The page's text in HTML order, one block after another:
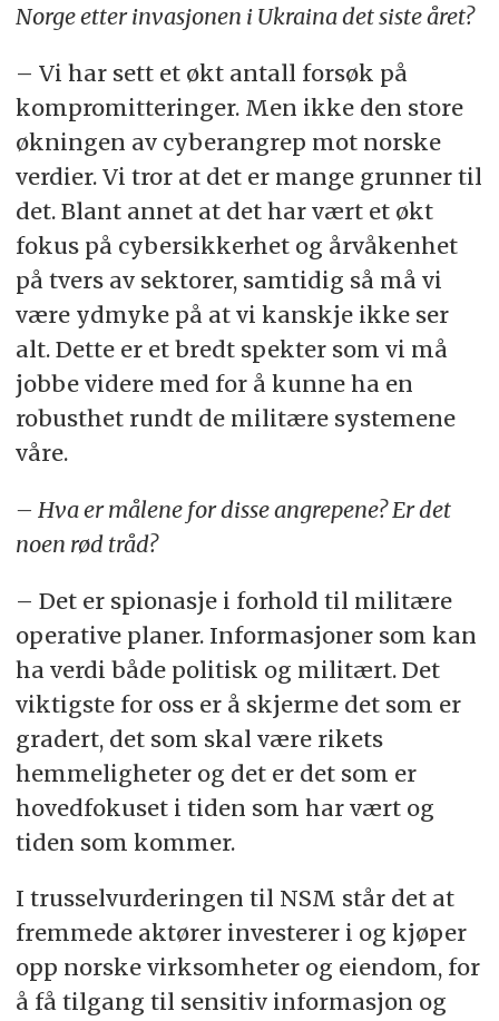
Norge etter invasjonen i Ukraina det siste året?
– Vi har sett et økt antall forsøk på
kompromitteringer. Men ikke den store
økningen av cyberangrep mot norske
verdier. Vi tror at det er mange grunner til
det. Blant annet at det har vært et økt
fokus på cybersikkerhet og årvåkenhet
på tvers av sektorer, samtidig så må vi
være ydmyke på at vi kanskje ikke ser
alt. Dette er et bredt spekter som vi må
jobbe videre med for å kunne ha en
robusthet rundt de militære systemene
våre.
– Hva er målene for disse angrepene? Er det
noen rød tråd?
– Det er spionasje i forhold til militære
operative planer. Informasjoner som kan
ha verdi både politisk og militært. Det
viktigste for oss er å skjerme det som er
gradert, det som skal være rikets
hemmeligheter og det er det som er
hovedfokuset i tiden som har vært og
tiden som kommer.
I trusselvurderingen til NSM står det at
fremmede aktører investerer i og kjøper
opp norske virksomheter og eiendom, for
å få tilgang til sensitiv informasjon og